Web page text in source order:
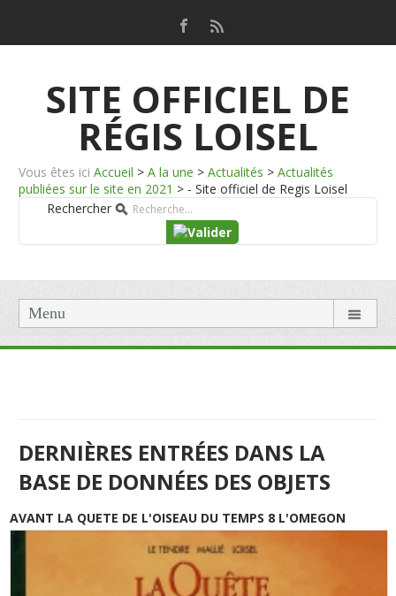
SITE OFFICIEL DE
RÉGIS LOISEL
Vous êtes ici Accueil > A la une > Actualités > Actualités
publiées sur le site en 2021 > - Site officiel de Regis Loisel
Rechercher
Menu
DERNIÈRES ENTRÉES DANS LA
BASE DE DONNÉES DES OBJETS
AVANT LA QUETE DE L'OISEAU DU TEMPS 8 L'OMEGON